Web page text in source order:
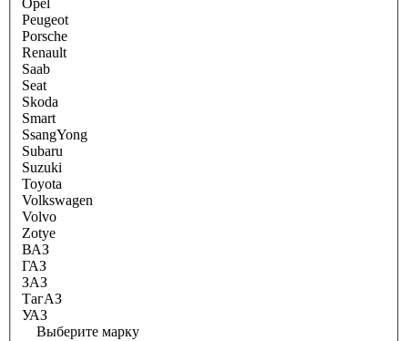
Opel
Peugeot
Porsche
Renault
Saab
Seat
Skoda
Smart
SsangYong
Subaru
Suzuki
Toyota
Volkswagen
Volvo
Zotye
ВАЗ
ГАЗ
ЗАЗ
ТагАЗ
УАЗ
Выберите марку